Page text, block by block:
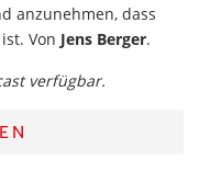
anzunehmen, dass
Von Jens Berger.
verfügbar.